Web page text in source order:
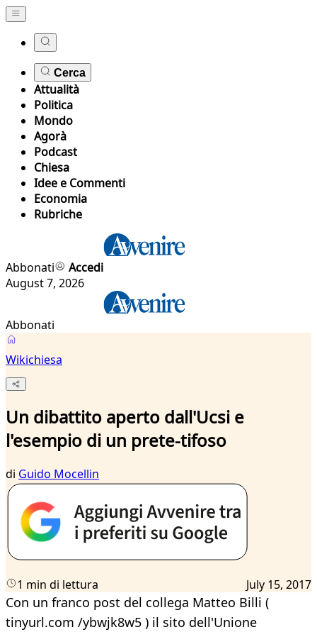
Cerca
Attualità
Politica
Mondo
Agorà
Podcast
Chiesa
Idee e Commenti
Economia
Rubriche
Abbonati
Accedi
August 7, 2026
Abbonati
Wikichiesa
Un dibattito aperto dall'Ucsi e
l'esempio di un prete-tifoso
di Guido Mocellin
1 min di lettura July 15, 2017
Con un franco post del collega Matteo Billi (
tinyurl.com /ybwjk8w5 ) il sito dell'Unione